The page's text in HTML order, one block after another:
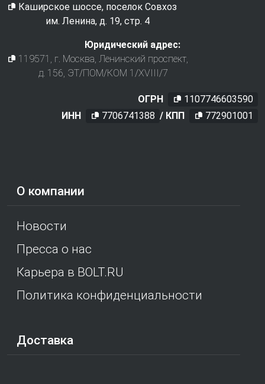
О компании
Новости
Пресса о нас
Карьера в BOLT.RU
Политика конфиденциальности
Доставка
Каширское шоссе, поселок Совхоз
им. Ленина, д. 19, стр. 4
Юридический адрес:
119571 , г. Москва, Ленинский проспект,
д. 156, ЭТ/ПОМ/КОМ 1/XVIII/7
ОГРН
1107746603590
ИНН
7706741388 / КПП 772901001